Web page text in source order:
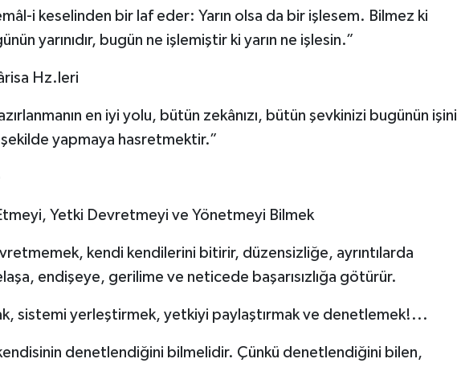
i keselinden bir laf eder: Yarın olsa da bir işlesem. Bilmez ki
yarınıdır, bugün ne işlemiştir ki yarın ne işlesin.”
Hz.leri
en iyi yolu, bütün zekânızı, bütün şevkinizi bugünün işini
yapmaya hasretmektir.”
Yetki Devretmeyi ve Yönetmeyi Bilmek
kendi kendilerini bitirir, düzensizliğe, ayrıntılarda
endişeye, gerilime ve neticede başarısızlığa götürür.
sistemi yerleştirmek, yetkiyi paylaştırmak ve denetlemek!...
denetlendiğini bilmelidir. Çünkü denetlendiğini bilen,